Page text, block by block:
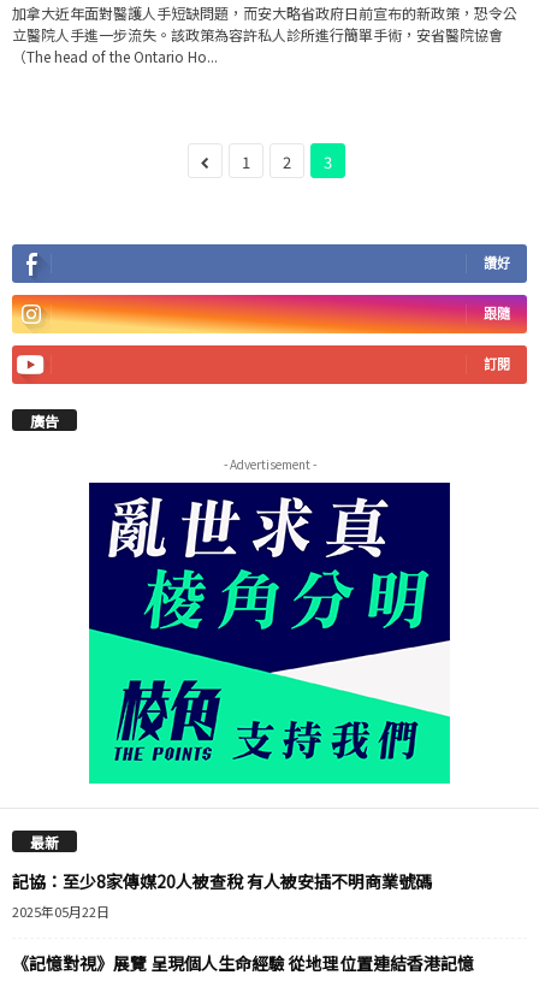
加拿大近年面對醫護人手短缺問題，而安大略省政府日前宣布的新政策，恐令公
立醫院人手進一步流失。該政策為容許私人診所進行簡單手術，安省醫院協會
（The head of the Ontario Ho...
1 2 3
讚好
跟隨
訂閱
廣告
- Advertisement -
最新
記協：至少8家傳媒20人被查稅 有人被安插不明商業號碼
2025年05月22日
《記憶對視》展覽 呈現個人生命經驗 從地理位置連結香港記憶